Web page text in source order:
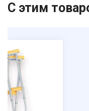
С этим